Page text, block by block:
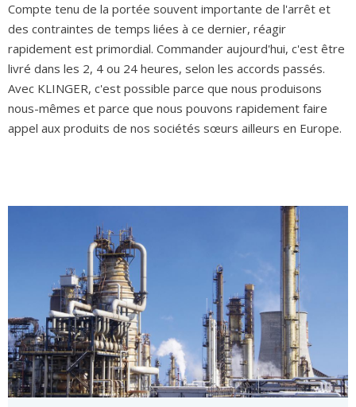
Compte tenu de la portée souvent importante de l'arrêt et
des contraintes de temps liées à ce dernier, réagir
rapidement est primordial. Commander aujourd'hui, c'est être
livré dans les 2, 4 ou 24 heures, selon les accords passés.
Avec KLINGER, c'est possible parce que nous produisons
nous-mêmes et parce que nous pouvons rapidement faire
appel aux produits de nos sociétés sœurs ailleurs en Europe.